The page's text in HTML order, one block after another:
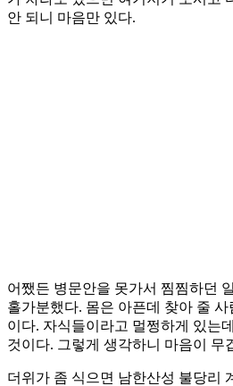
안 되니 마음만 있다.
어쨌든 병문안을 못가서 찜찜하던
홀가분했다. 몸은 아픈데 찾아 줄
이다. 자식들이라고 멀쩡하게 있는
것이다. 그렇게 생각하니 마음이 무
더위가 좀 식으면 남한산성 불당리